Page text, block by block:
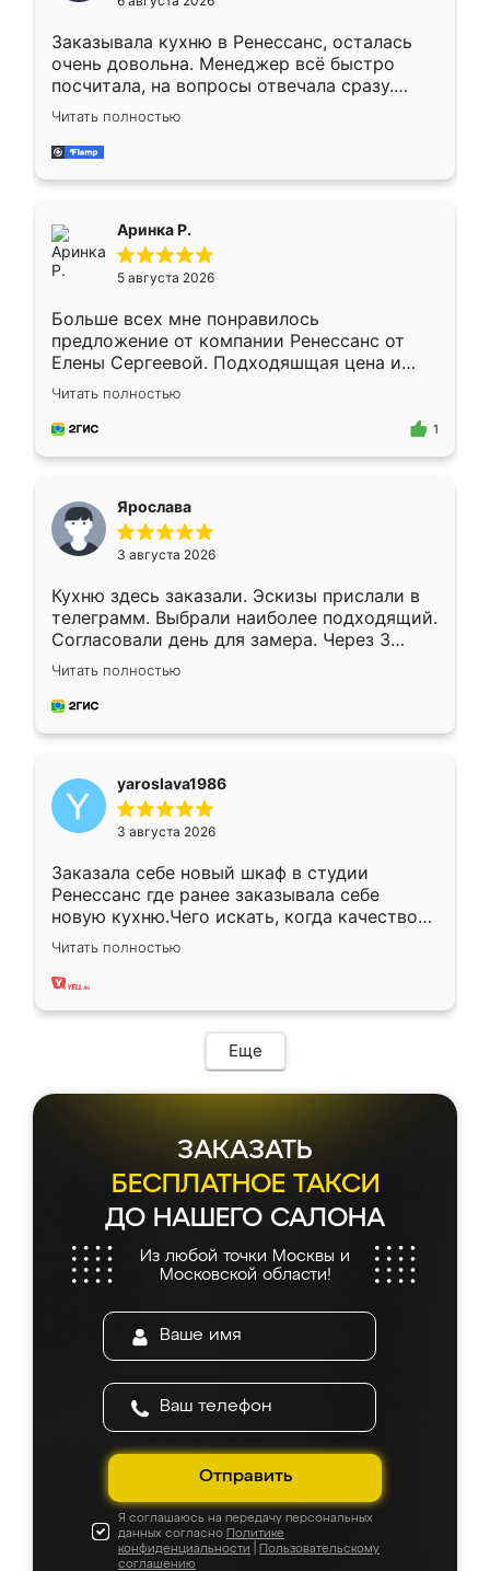
мебели буду заказывать только здесь.
Заказывала кухню в Ренессанс, осталась
очень довольна. Менеджер всё быстро
посчитала, на вопросы отвечала сразу.
Замерщик приехал в субботу, подошёл к
делу со всей ответственностью. Собрали
за день, ребята работали аккуратно, даже
Читать полностью
Аринка Р.
5 августа 2026
Больше всех мне понравилось
предложение от компании Ренессанс от
Елены Сергеевой. Подходяшщая цена и
короткие сроки изготовления. Приехавший
для замера сотрудник Владислав
предложил по моему эскизу самый
Читать полностью
1
Ярослава
3 августа 2026
Кухню здесь заказали. Эскизы прислали в
телеграмм. Выбрали наиболее подходящий.
Согласовали день для замера. Через 3
недели кухня была уже готова. Остались
довольны работой. Спасибо Ренессанс
мебель за качественную работу!
Читать полностью
yaroslava1986
3 августа 2026
Заказала себе новый шкаф в студии
Ренессанс где ранее заказывала себе
новую кухню.Чего искать, когда качеством
вполне довольна. Служит кухня уже почти
два года, нареканий нет.
Читать полностью
Еще
ЗАКАЗАТЬ
БЕСПЛАТНОЕ ТАКСИ
ДО НАШЕГО САЛОНА
Из любой точки Москвы и
Московской области!
Отправить
Я соглашаюсь на передачу персональных
данных согласно Политике
конфиденциальности
Пользовательскому
соглашению